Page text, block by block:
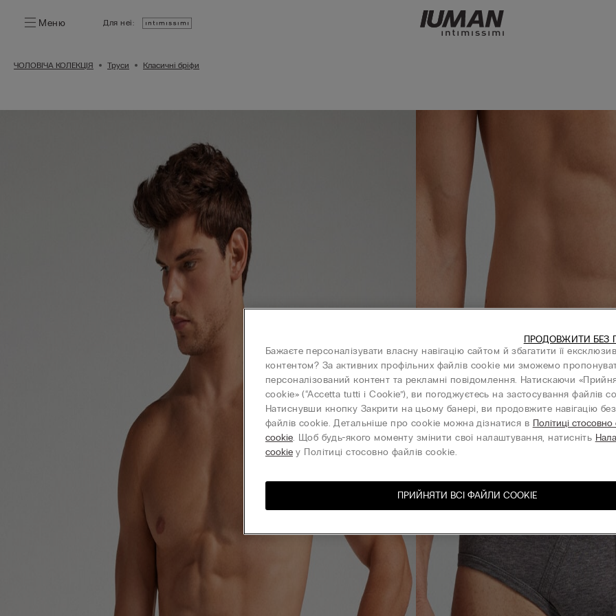
Меню Для неї:
ЧОЛОВІЧА КОЛЕКЦІЯ Труси Класичні бріфи
Бажаєте персоналізувати власну навігацію сайтом й збагатити її
контентом? За активних профільних файлів cookie ми зможемо
персоналізований контент та рекламні повідомлення. Натискаючи
cookie» (“Accetta tutti i Cookie”), ви погоджуєтесь на застосування файлів
Натиснувши кнопку Закрити на цьому банері, ви продовжите навігацію без
файлів cookie. Детальніше про cookie можна дізнатися в Політиці стосовно
cookie. Щоб будь-якого моменту змінити свої налаштування, натисніть
cookie у Політиці стосовно файлів cookie.
ПРИЙНЯТИ ВСІ ФАЙЛИ СOOKIE
ПРОДОВЖИТИ БЕЗ